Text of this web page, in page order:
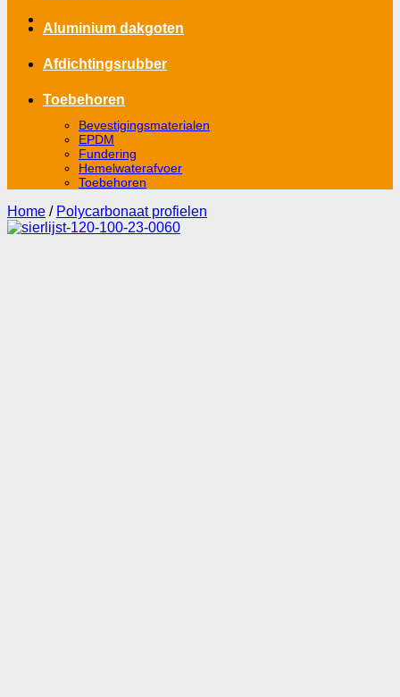
Aluminium dakgoten
Afdichtingsrubber
Toebehoren
Bevestigingsmaterialen
EPDM
Fundering
Hemelwaterafvoer
Toebehoren
Home / Polycarbonaat profielen